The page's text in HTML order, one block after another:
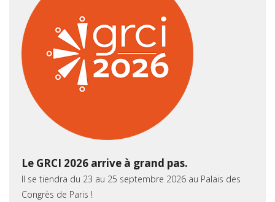
Le GRCI 2026 arrive à grand pas.
Il se tiendra du 23 au 25 septembre 2026 au Palais des
Congrès de Paris !